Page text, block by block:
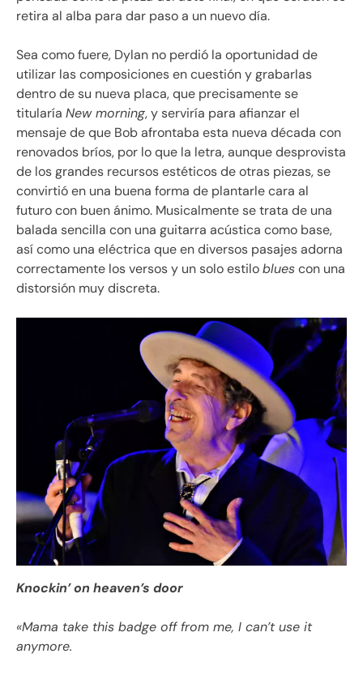
retira al alba para dar paso a un nuevo día.
Sea como fuere, Dylan no perdió la oportunidad de
utilizar las composiciones en cuestión y grabarlas
dentro de su nueva placa, que precisamente se
titularía New morning, y serviría para afianzar el
mensaje de que Bob afrontaba esta nueva década con
renovados bríos, por lo que la letra, aunque desprovista
de los grandes recursos estéticos de otras piezas, se
convirtió en una buena forma de plantarle cara al
futuro con buen ánimo. Musicalmente se trata de una
balada sencilla con una guitarra acústica como base,
así como una eléctrica que en diversos pasajes adorna
correctamente los versos y un solo estilobluescon una
distorsión muy discreta.
Knockin’ on heaven’s door
«Mama take this badge off from me, I can’t use it
anymore.